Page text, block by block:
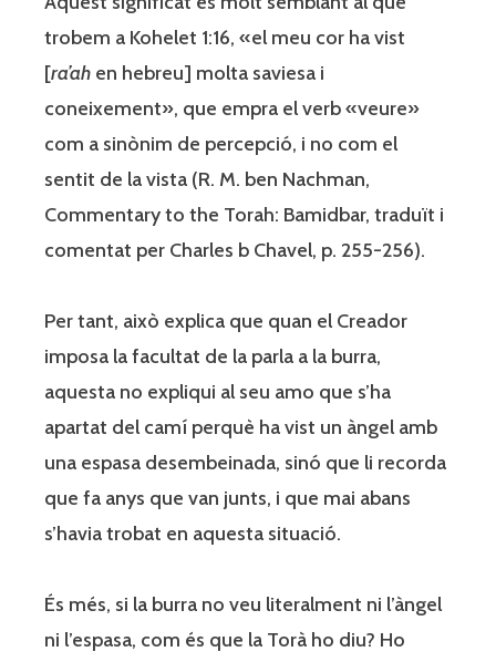
trobem a Kohelet 1:16, «el meu cor ha vist
[ra’ah en hebreu] molta saviesa i
coneixement», que empra el verb «veure»
com a sinònim de percepció, i no com el
sentit de la vista (R. M. ben Nachman,
Commentary to the Torah: Bamidbar, traduït i
comentat per Charles b Chavel, p. 255-256).
Per tant, això explica que quan el Creador
imposa la facultat de la parla a la burra,
aquesta no expliqui al seu amo que s’ha
apartat del camí perquè ha vist un àngel amb
una espasa desembeinada, sinó que li recorda
que fa anys que van junts, i que mai abans
s’havia trobat en aquesta situació.
És més, si la burra no veu literalment ni l’àngel
ni l’espasa, com és que la Torà ho diu? Ho